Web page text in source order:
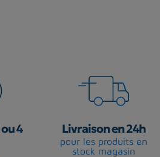
4 Livraison en 24h
pour les produits en
stock magasin